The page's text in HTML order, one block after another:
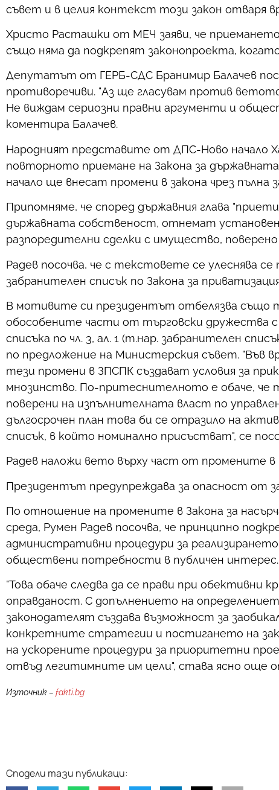
съвет и в целия контекст този закон отваря
Христо Расташки от МЕЧ заяви, че
също няма да подкрепят законопроекта,
Депутатът от ГЕРБ-СДС Бранимир Балачев
противоречиви. "Аз ще гласувам против
Не виждам сериозни правни аргументи и
коментира Балачев.
Народният представите от ДПС-Ново начало
повторното приемане на Закона за
начало ще внесат промени в закона чрез
Припомняме, че според държавния глава
държавната собственост, отнемат
разпоредителни сделки с имущество,
Радев посочва, че с текстовете се улеснява
забранителен списък по Закона за
В мотивите си президентът отбелязва също
обособените части от търговски дружества
списъка по чл. 3, ал. 1 (т.нар. забранителен
по предложение на Министерския съвет. "Във
тези промени в ЗПСПК създават условия за
мнозинство. По-притеснителното е обаче,
поверени на изпълнителната власт по
дългосрочен план това би се отразило на
списък, в който номинално присъстват", се
Радев наложи вето върху част от промените
Президентът предупреждава за опасност от
По отношение на промените в Закона за
среда, Румен Радев посочва, че принципно
административни процедури за реализирането
обществени потребности в публичен интерес.
"Това обаче следва да се прави при обективни
оправданост. С допълнението на
законодателят създава възможност за
конкретните стратегии и постигането на
на ускорените процедури за приоритетни
отвъд легитимните им цели", става ясно още
Източник – fakti.bg